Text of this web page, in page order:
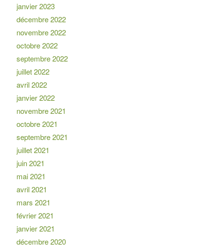
janvier 2023
décembre 2022
novembre 2022
octobre 2022
septembre 2022
juillet 2022
avril 2022
janvier 2022
novembre 2021
octobre 2021
septembre 2021
juillet 2021
juin 2021
mai 2021
avril 2021
mars 2021
février 2021
janvier 2021
décembre 2020